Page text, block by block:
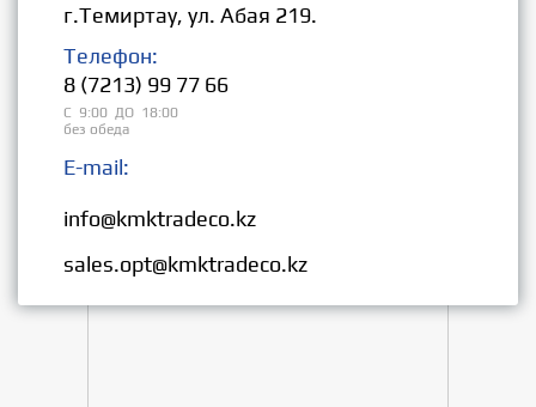
г.Темиртау, ул. Абая 219.
Телефон:
8 (7213) 99 77 66
С 9:00 ДО 18:00
без обеда
E-mail:
info@kmktradeco.kz
sales.opt@kmktradeco.kz